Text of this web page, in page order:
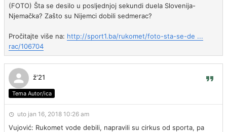
(FOTO) Šta se desilo u posljednjoj sekundi duela Slovenija-
Njemačka? Zašto su Nijemci dobili sedmerac?
Pročitajte više na: http://sport1.ba/rukomet/foto-sta-se-de ...
rac/106704
ž'21
Tema Autor/ica
uto jan 16, 2018 10:26 am
Vujović: Rukomet vode debili, napravili su cirkus od sporta, pa